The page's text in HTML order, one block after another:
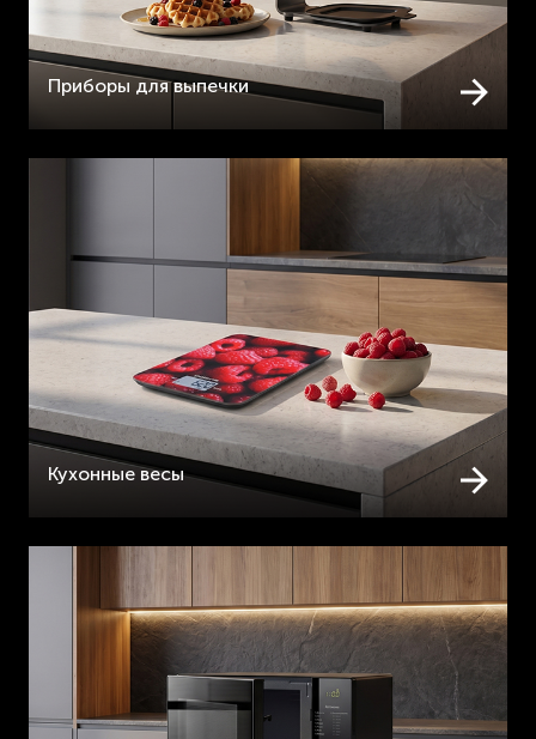
Приборы для выпечки
Кухонные весы